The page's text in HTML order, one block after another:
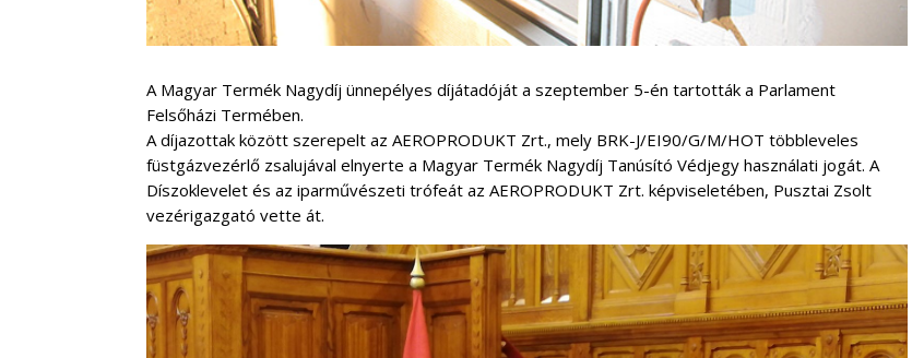
A Magyar Termék Nagydíj ünnepélyes díjátadóját a szeptember 5-én tartották a Parlament
Felsőházi Termében.
A díjazottak között szerepelt az AEROPRODUKT Zrt., mely BRK-J/EI90/G/M/HOT többleveles
füstgázvezérlő zsalujával elnyerte a Magyar Termék Nagydíj Tanúsító Védjegy használati jogát. A
Díszoklevelet és az iparművészeti trófeát az AEROPRODUKT Zrt. képviseletében, Pusztai Zsolt
vezérigazgató vette át.